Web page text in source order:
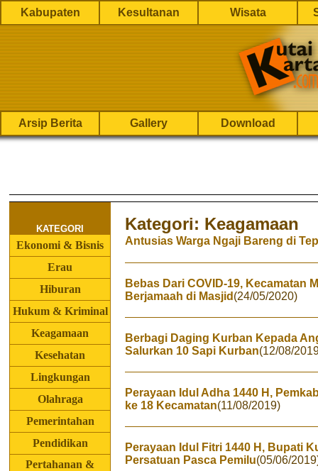
Kabupaten Kesultanan Wisata
Arsip Berita Gallery Download
KATEGORI Kategori: Keagamaan
Ekonomi & Bisnis
Erau
Hiburan
Hukum & Kriminal
Keagamaan
Kesehatan
Lingkungan
Olahraga
Pemerintahan
Pendidikan
Pertahanan &
Antusias Warga Ngaji Bareng di
Bebas Dari COVID-19, Kecamatan
Berjamaah di Masjid (24/05/2020)
Berbagi Daging Kurban Kepada
Salurkan 10 Sapi Kurban(12/08/
Perayaan Idul Adha 1440 H,
ke 18 Kecamatan(11/08/2019)
Perayaan Idul Fitri 1440 H, Bupati
Persatuan Pasca Pemilu(05/06/